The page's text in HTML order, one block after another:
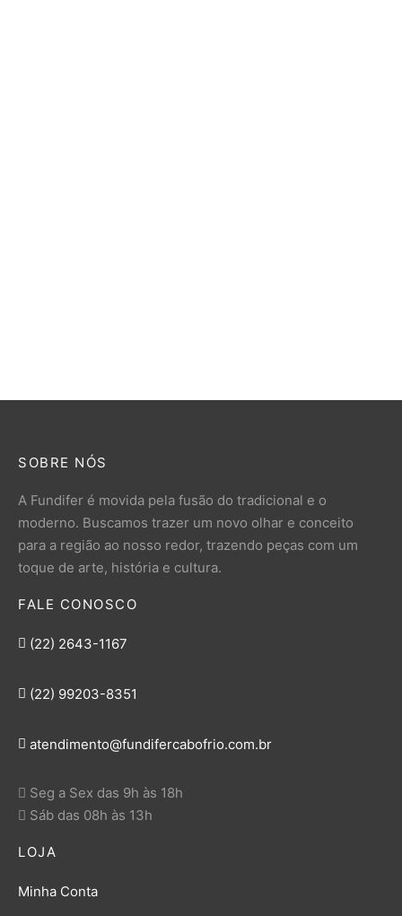
SOBRE NÓS
A Fundifer é movida pela fusão do tradicional e o
moderno. Buscamos trazer um novo olhar e conceito
para a região ao nosso redor, trazendo peças com um
toque de arte, história e cultura.
FALE CONOSCO
(22) 2643-1167
(22) 99203-8351
atendimento@fundifercabofrio.com.br
Seg a Sex das 9h às 18h
Sáb das 08h às 13h
LOJA
Minha Conta